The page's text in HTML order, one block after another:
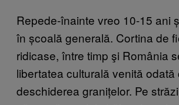
Repede-înainte vreo 10-15 ani
în școală generală. Cortina de
ridicase, între timp şi România
libertatea culturală venită odată
deschiderea granițelor. Pe